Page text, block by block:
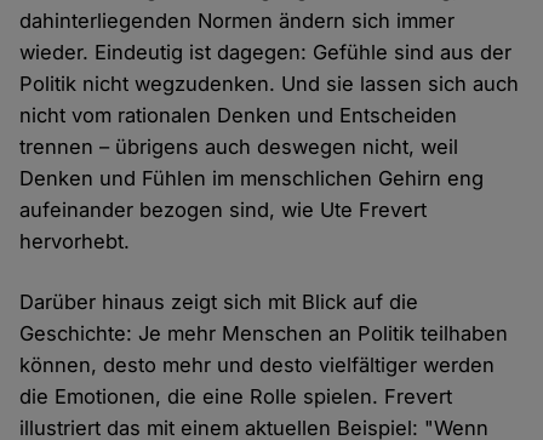
dahinterliegenden Normen ändern sich immer
wieder. Eindeutig ist dagegen: Gefühle sind aus der
Politik nicht wegzudenken. Und sie lassen sich auch
nicht vom rationalen Denken und Entscheiden
trennen – übrigens auch deswegen nicht, weil
Denken und Fühlen im menschlichen Gehirn eng
aufeinander bezogen sind, wie Ute Frevert
hervorhebt.
Darüber hinaus zeigt sich mit Blick auf die
Geschichte: Je mehr Menschen an Politik teilhaben
können, desto mehr und desto vielfältiger werden
die Emotionen, die eine Rolle spielen. Frevert
illustriert das mit einem aktuellen Beispiel: "Wenn